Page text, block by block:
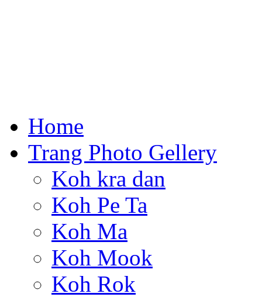
Home
Trang Photo Gellery
Koh kra dan
Koh Pe Ta
Koh Ma
Koh Mook
Koh Rok